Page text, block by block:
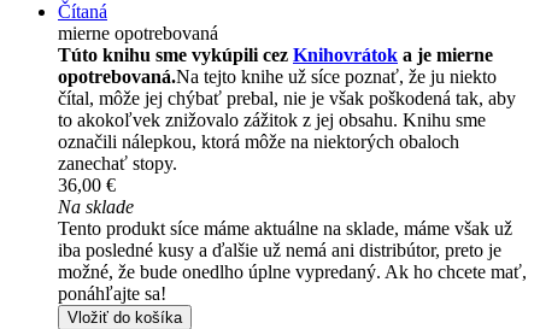
Čítaná
mierne opotrebovaná
Túto knihu sme vykúpili cez Knihovrátok a je mierne
opotrebovaná.Na tejto knihe už síce poznať, že ju niekto
čítal, môže jej chýbať prebal, nie je však poškodená tak, aby
to akokoľvek znižovalo zážitok z jej obsahu. Knihu sme
označili nálepkou, ktorá môže na niektorých obaloch
zanechať stopy.
36,00 €
Na sklade
Tento produkt síce máme aktuálne na sklade, máme však už
iba posledné kusy a ďalšie už nemá ani distribútor, preto je
možné, že bude onedlho úplne vypredaný. Ak ho chcete mať,
ponáhľajte sa!
Vložiť do košíka